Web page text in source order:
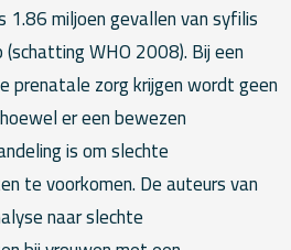
1.86 miljoen gevallen van syfilis
WHO 2008). Bij een
prenatale zorg krijgen wordt geen
er een bewezen
is om slechte
te voorkomen. De auteurs van
naar slechte